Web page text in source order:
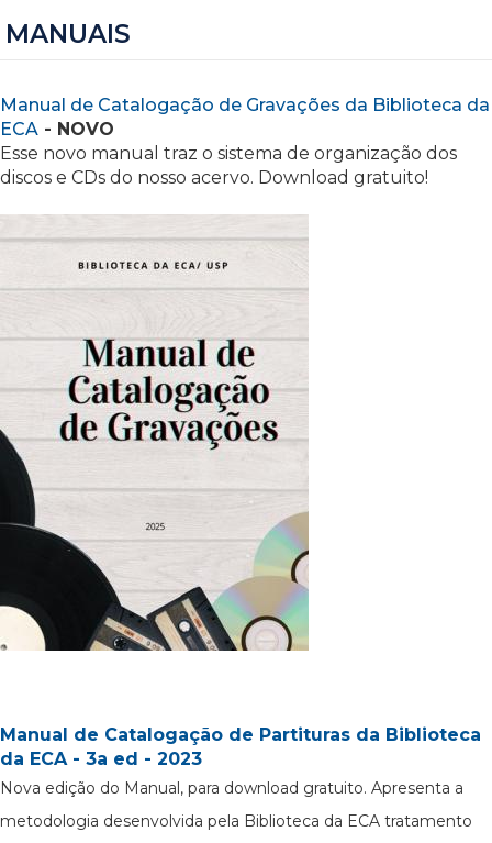
MANUAIS
Manual de Catalogação de Gravações da Biblioteca da
ECA - NOVO
Esse novo manual traz o sistema de organização dos
discos e CDs do nosso acervo. Download gratuito!
Manual de Catalogação de Partituras da Biblioteca
da ECA - 3a ed - 2023
Nova edição do Manual, para download gratuito. Apresenta a
metodologia desenvolvida pela Biblioteca da ECA tratamento